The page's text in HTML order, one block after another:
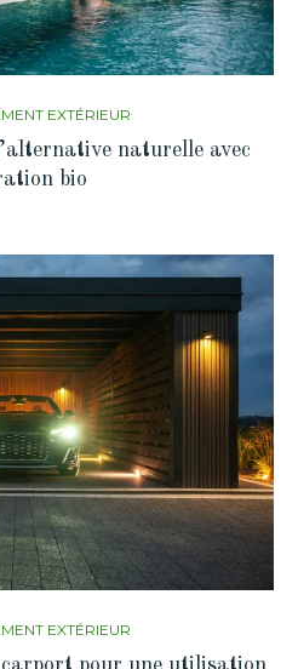
EXTÉRIEUR
naturelle avec
bio
EXTÉRIEUR